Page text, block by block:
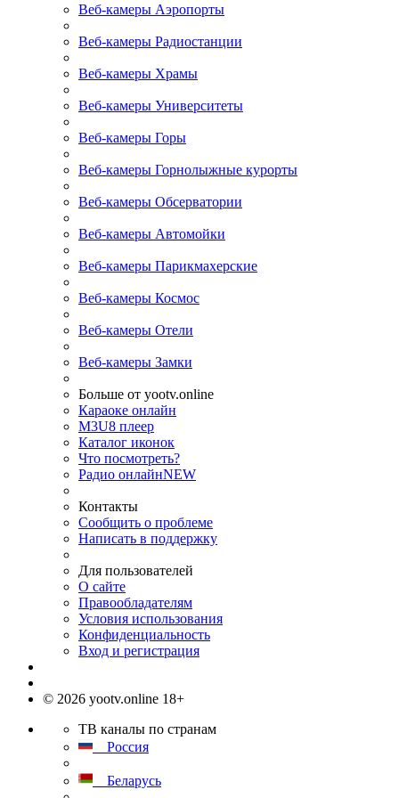
Веб-камеры Аэропорты
Веб-камеры Радиостанции
Веб-камеры Храмы
Веб-камеры Университеты
Веб-камеры Горы
Веб-камеры Горнолыжные курорты
Веб-камеры Обсерватории
Веб-камеры Автомойки
Веб-камеры Парикмахерские
Веб-камеры Космос
Веб-камеры Отели
Веб-камеры Замки
Больше от yootv.online
Караоке онлайн
M3U8 плеер
Каталог иконок
Что посмотреть?
Радио онлайнNEW
Контакты
Сообщить о проблеме
Написать в поддержку
Для пользователей
О сайте
Правообладателям
Условия использования
Конфиденциальность
Вход и регистрация
© 2026 yootv.online 18+
ТВ каналы по странам
Россия
Беларусь